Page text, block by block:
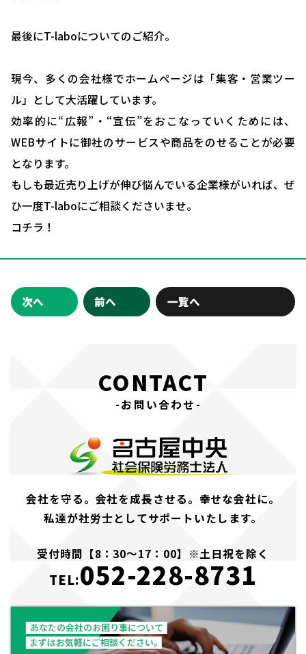
最後にT-laboについてのご紹介。
現今、多くの会社様でホームページは「集客・営業ツー
ル」として大活躍しています。
効率的に“広報”・“宣伝”をおこなっていくためには、
WEBサイトに御社のサービスや商品をのせることが必要
となります。
もしも最近売り上げが伸び悩んでいる企業様がいれば、ぜ
ひ一度T-laboにご相談くださいませ。
コチラ！
次へ 前へ 一覧へ
CONTACT
-お問い合わせ-
会社を守る。会社を成長させる。幸せな会社に。
私達が社労士としてサポートいたします。
受付時間【8：30～17：00】※土日祝を除く
TEL:052-228-8731